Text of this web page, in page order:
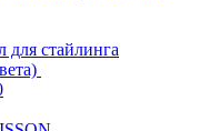
для стайлинга